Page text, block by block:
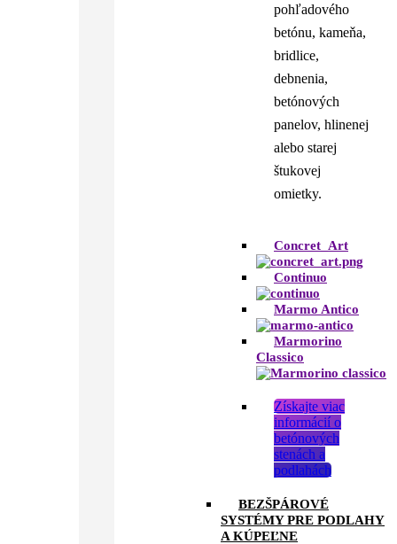
pohľadového
betónu, kameňa,
bridlice,
debnenia,
betónových
panelov, hlinenej
alebo starej
štukovej
omietky.
Concret_Art
Continuo
Marmo Antico
Marmorino
Classico
Získajte viac
informácií o
betónových
stenách a
podlahách
BEZŠPÁROVÉ
SYSTÉMY PRE PODLAHY
A KÚPEĽNE